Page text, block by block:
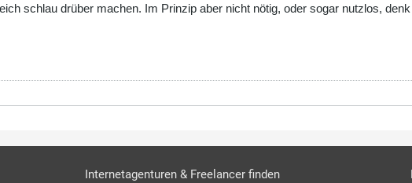
schlau drüber machen. Im Prinzip aber nicht nötig, oder sogar nutzlos,
Internetagenturen & Freelancer finden